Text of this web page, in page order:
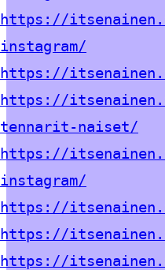
https://
instagram/
https://
https://
tennarit-naiset/
https://
instagram/
https://
https://
https://